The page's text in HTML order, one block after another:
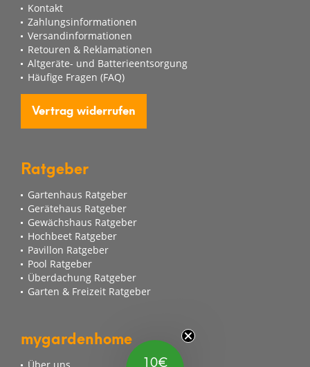
Kontakt
Zahlungsinformationen
Versandinformationen
Retouren & Reklamationen
Altgeräte- und Batterieentsorgung
Häufige Fragen (FAQ)
Vertrag widerrufen
Ratgeber
Gartenhaus Ratgeber
Gerätehaus Ratgeber
Gewächshaus Ratgeber
Hochbeet Ratgeber
Pavillon Ratgeber
Pool Ratgeber
Überdachung Ratgeber
Garten & Freizeit Ratgeber
mygardenhome
Über uns
10€